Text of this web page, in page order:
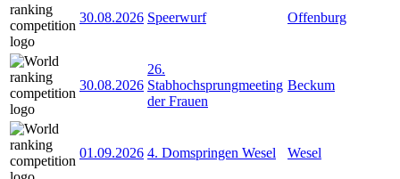
30.08.2026 Speerwurf Offenburg
30.08.2026
26.
Stabhochsprungmeeting
der Frauen
Beckum
01.09.2026 4. Domspringen Wesel Wesel